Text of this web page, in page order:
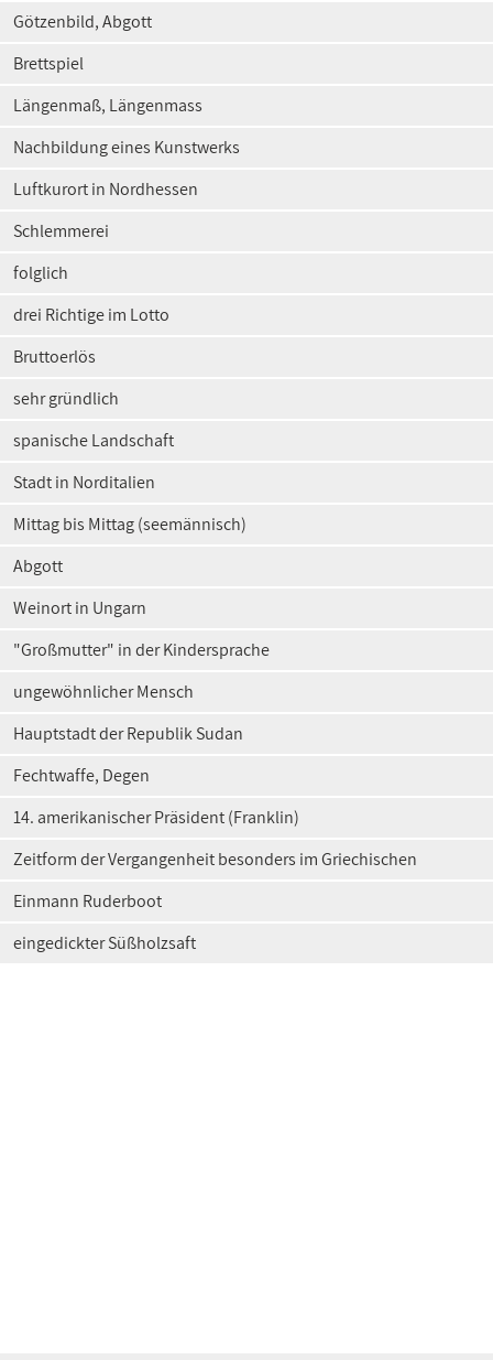
Götzenbild, Abgott
Brettspiel
Längenmaß, Längenmass
Nachbildung eines Kunstwerks
Luftkurort in Nordhessen
Schlemmerei
folglich
drei Richtige im Lotto
Bruttoerlös
sehr gründlich
spanische Landschaft
Stadt in Norditalien
Mittag bis Mittag (seemännisch)
Abgott
Weinort in Ungarn
"Großmutter" in der Kindersprache
ungewöhnlicher Mensch
Hauptstadt der Republik Sudan
Fechtwaffe, Degen
14. amerikanischer Präsident (Franklin)
Zeitform der Vergangenheit besonders im Griechischen
Einmann Ruderboot
eingedickter Süßholzsaft